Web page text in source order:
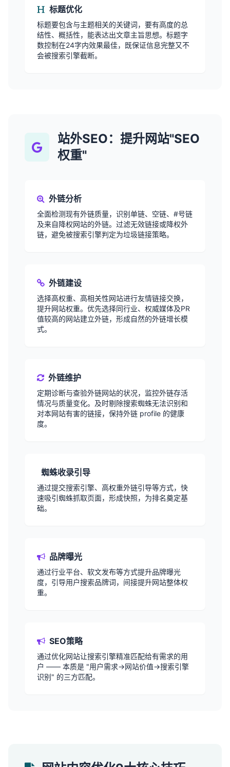
标题优化
标题要包含与主题相关的关键词，要有高度的总
结性、概括性，能表达出文章主旨思想。标题字
数控制在24字内效果最佳，既保证信息完整又不
会被搜索引擎截断。
站外SEO：提升网站"SEO
权重"
外链分析
全面检测现有外链质量，识别单链、空链、#号链
及来自降权网站的外链。过滤无效链接或降权外
链，避免被搜索引擎判定为垃圾链接策略。
外链建设
选择高权重、高相关性网站进行友情链接交换，
提升网站权重。优先选择同行业、权威媒体及PR
值较高的网站建立外链，形成自然的外链增长模
式。
外链维护
定期诊断与查验外链网站的状况，监控外链存活
情况与质量变化。及时剔除搜索蜘蛛无法识别和
对本网站有害的链接，保持外链 profile 的健康
度。
蜘蛛收录引导
通过提交搜索引擎、高权重外链引导等方式，快
速吸引蜘蛛抓取页面，形成快照，为排名奠定基
础。
品牌曝光
通过行业平台、软文发布等方式提升品牌曝光
度，引导用户搜索品牌词，间接提升网站整体权
重。
SEO策略
通过优化网站让搜索引擎精准匹配给有需求的用
户 —— 本质是 "用户需求→网站价值→搜索引擎
识别" 的三方匹配。